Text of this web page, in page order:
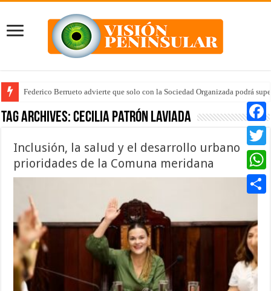
Federico Berrueto advierte que solo con la Sociedad Organizada podrá
Arrancan la tercera etapa de Médico 24/7
Tag Archives:Cecilia Patrón Laviada
Inclusión, la salud y el desarrollo urbano
prioridades de la Comuna meridana
Twitter